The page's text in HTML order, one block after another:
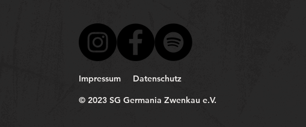
1. Frauen
Ähnliche Beiträge
Impressum
Datenschutz
© 2023 SG Germania Zwenkau e.V.